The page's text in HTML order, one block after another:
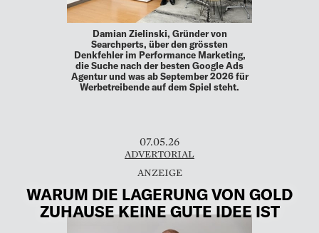
Damian Zielinski, Gründer von
Searchperts, über den grössten
Denkfehler im Performance Marketing,
die Suche nach der besten Google Ads
Agentur und was ab September 2026 für
Werbetreibende auf dem Spiel steht.
07.05.26
ADVERTORIAL
WARUM DIE LAGERUNG VON GOLD
ZUHAUSE KEINE GUTE IDEE IST